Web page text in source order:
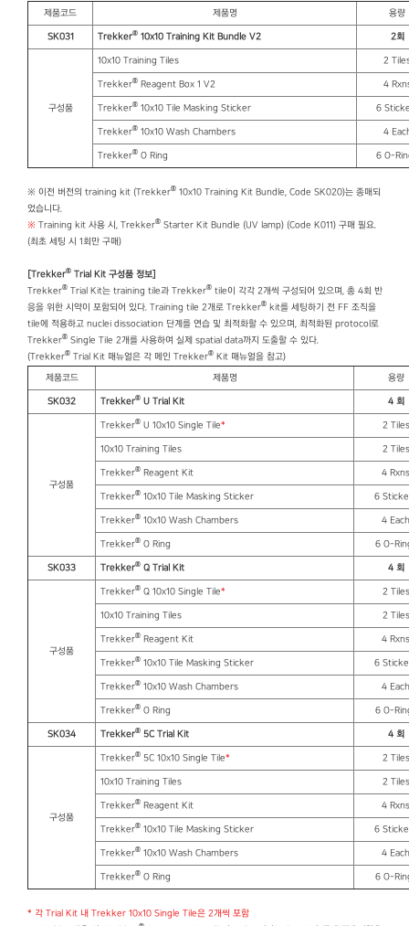
제품코드 제품명 용량
SK031 Trekker® 10x10 Training Kit Bundle V2 2회
구성품
10x10 Training Tiles 2
Trekker® Reagent Box 1 V2 4
Trekker® 10x10 Tile Masking Sticker 6
Trekker® 10x10 Wash Chambers 4
Trekker® O Ring 6 O-
※ 이전 버전의 training kit (Trekker® 10x10 Training Kit Bundle, Code SK020)는 종매되
었습니다.
※ Training kit 사용 시, Trekker® Starter Kit Bundle (UV lamp) (Code K011) 구매 필요.
(최초 세팅 시 1회만 구매)
[Trekker® Trial Kit 구성품 정보]
Trekker® Trial Kit는 training tile과 Trekker® tile이 각각 2개씩 구성되어 있으며, 총 4회 반
응을 위한 시약이 포함되어 있다. Training tile 2개로 Trekker® kit를 세팅하기 전 FF 조직을
tile에 적용하고 nuclei dissociation 단계를 연습 및 최적화할 수 있으며, 최적화된 protocol로
Trekker® Single Tile 2개를 사용하여 실제 spatial data까지 도출할 수 있다.
(Trekker® Trial Kit 매뉴얼은 각 메인 Trekker® Kit 매뉴얼을 참고)
제품코드 제품명 용량
SK032 Trekker® U Trial Kit 4 회
구성품
Trekker® U 10x10 Single Tile* 2 Tiles
10x10 Training Tiles 2 Tiles
Trekker® Reagent Kit 4 Rxns
Trekker® 10x10 Tile Masking Sticker 6
Trekker® 10x10 Wash Chambers 4 Each
Trekker® O Ring 6 O-
SK033 Trekker® Q Trial Kit 4 회
구성품
Trekker® Q 10x10 Single Tile* 2 Tiles
10x10 Training Tiles 2 Tiles
Trekker® Reagent Kit 4 Rxns
Trekker® 10x10 Tile Masking Sticker 6
Trekker® 10x10 Wash Chambers 4 Each
Trekker® O Ring 6 O-
SK034 Trekker® 5C Trial Kit 4 회
구성품
Trekker® 5C 10x10 Single Tile* 2 Tiles
10x10 Training Tiles 2 Tiles
Trekker® Reagent Kit 4 Rxns
Trekker® 10x10 Tile Masking Sticker 6
Trekker® 10x10 Wash Chambers 4 Each
Trekker® O Ring 6 O-
* 각 Trial Kit 내 Trekker 10x10 Single Tile은 2개씩 포함